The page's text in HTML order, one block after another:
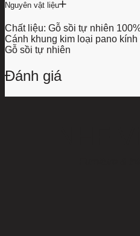
Nguyên vật liệu
Chất liệu: Gỗ sồi tự nhiên
Cánh khung kim loại pano
Gỗ sồi tự nhiên
Đánh giá